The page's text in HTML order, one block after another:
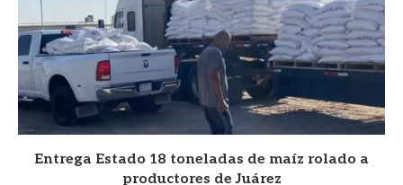
Entrega Estado 18 toneladas de maíz rolado a
productores de Juárez